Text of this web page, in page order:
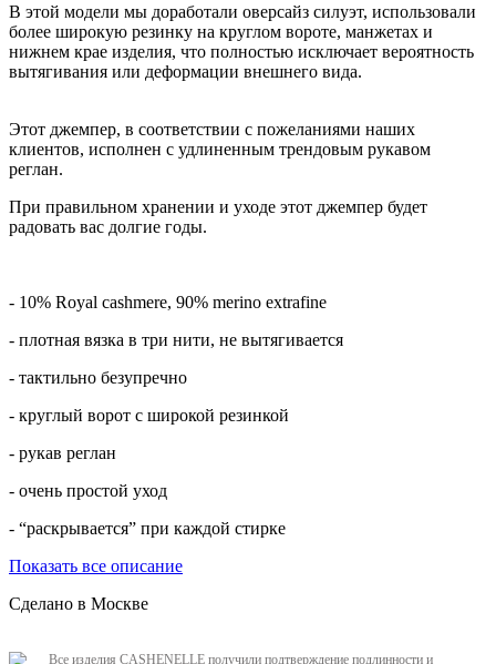
В этой модели мы доработали оверсайз силуэт, использовали
более широкую резинку на круглом вороте, манжетах и
нижнем крае изделия, что полностью исключает вероятность
вытягивания или деформации внешнего вида.
Этот джемпер, в соответствии с пожеланиями наших
клиентов, исполнен с удлиненным трендовым рукавом
реглан.
При правильном хранении и уходе этот джемпер будет
радовать вас долгие годы.
- 10% Royal cashmere, 90% merino extrafine
- плотная вязка в три нити, не вытягивается
- тактильно безупречно
- круглый ворот с широкой резинкой
- рукав реглан
- очень простой уход
- “раскрывается” при каждой стирке
Показать все описание
Сделано в Москве
Все изделия CASHENELLE получили подтверждение подлинности и